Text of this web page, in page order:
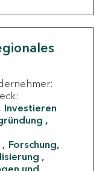
Investieren
Forschung,